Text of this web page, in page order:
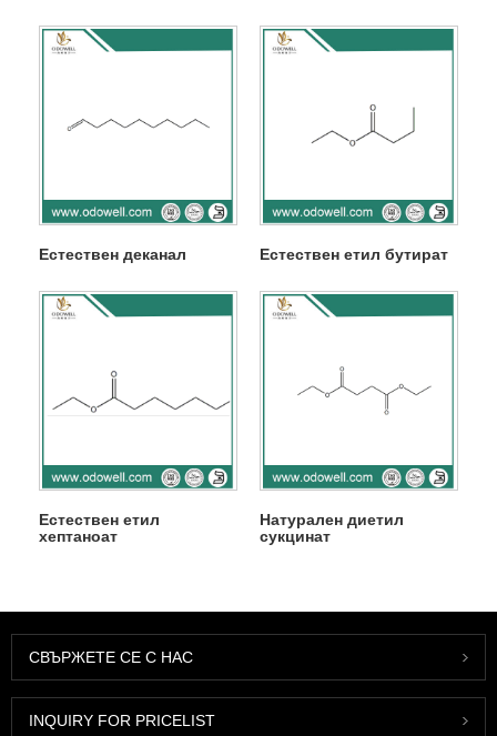
Естествен деканал Естествен етил бутират
Естествен етил
хептаноат
Натурален диетил
сукцинат
СВЪРЖЕТЕ СЕ С НАС
INQUIRY FOR PRICELIST